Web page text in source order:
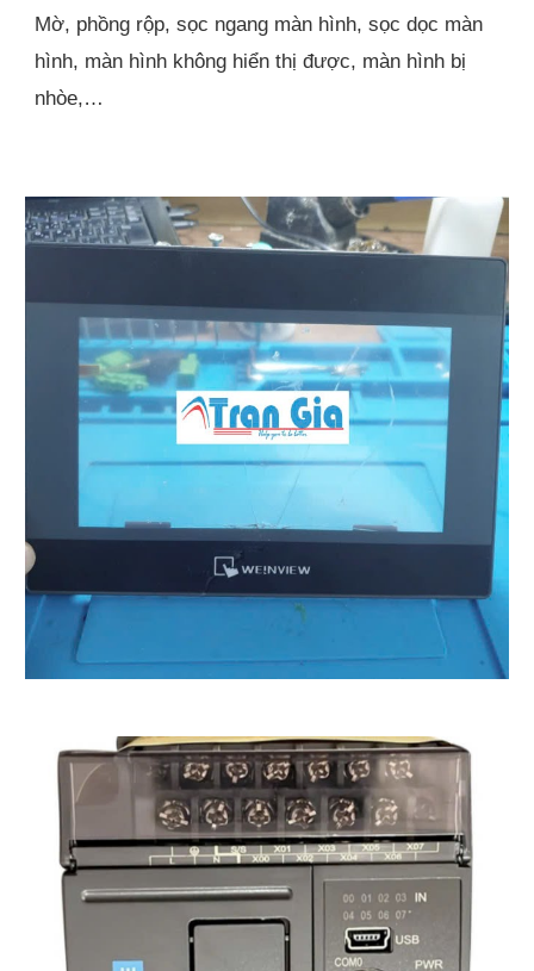
Mờ, phồng rộp, sọc ngang màn hình, sọc dọc màn
hình, màn hình không hiển thị được, màn hình bị
nhòe,…